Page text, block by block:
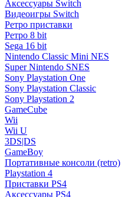
Аксессуары Switch
Видеоигры Switch
Ретро приставки
Ретро 8 bit
Sega 16 bit
Nintendo Classic Mini NES
Super Nintendo SNES
Sony Playstation One
Sony Playstation Classic
Sony Playstation 2
GameCube
Wii
Wii U
3DS|DS
GameBoy
Портативные консоли (retro)
Playstation 4
Приставки PS4
Аксессуары PS4